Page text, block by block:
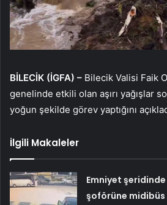
BİLECİK (İGFA) – Bilecik Valisi Faik
genelinde etkili olan aşırı yağışlar
yoğun şekilde görev yaptığını
İlgili Makaleler
Emniyet
şoförüne midibüs